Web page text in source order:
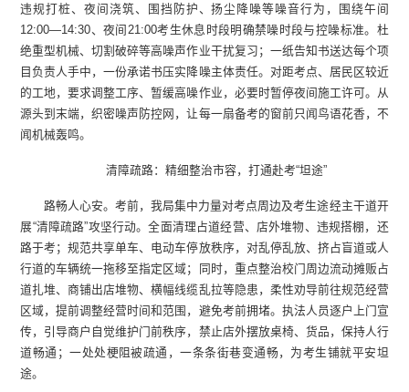
违规打桩、夜间浇筑、围挡防护、扬尘降噪等噪音行为，围绕午间
12:00—14:30、夜间21:00考生休息时段明确禁噪时段与控噪标准。杜
绝重型机械、切割破碎等高噪声作业干扰复习；一纸告知书送达每个项
目负责人手中，一份承诺书压实降噪主体责任。对距考点、居民区较近
的工地，要求调整工序、暂缓高噪作业，必要时暂停夜间施工许可。从
源头到末端，织密噪声防控网，让每一扇备考的窗前只闻鸟语花香，不
闻机械轰鸣。
清障疏路：精细整治市容，打通赴考“坦途”
路畅人心安。考前，我局集中力量对考点周边及考生途经主干道开
展“清障疏路”攻坚行动。全面清理占道经营、店外堆物、违规搭棚，还
路于考；规范共享单车、电动车停放秩序，对乱停乱放、挤占盲道或人
行道的车辆统一拖移至指定区域；同时，重点整治校门周边流动摊贩占
道扎堆、商铺出店堆物、横幅线缆乱拉等隐患，柔性劝导前往规范经营
区域，提前调整经营时间和范围，避免考前拥堵。执法人员逐户上门宣
传，引导商户自觉维护门前秩序，禁止店外摆放桌椅、货品，保持人行
道畅通；一处处梗阻被疏通，一条条街巷变通畅，为考生铺就平安坦
途。